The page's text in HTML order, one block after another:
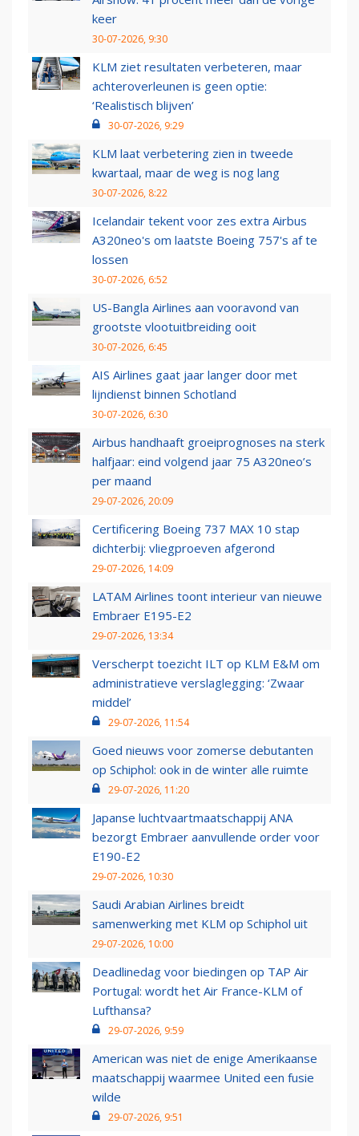
keer
30-07-2026, 9:30
KLM ziet resultaten verbeteren, maar
achteroverleunen is geen optie:
‘Realistisch blijven’
30-07-2026, 9:29
KLM laat verbetering zien in tweede
kwartaal, maar de weg is nog lang
30-07-2026, 8:22
Icelandair tekent voor zes extra Airbus
A320neo's om laatste Boeing 757's af te
lossen
30-07-2026, 6:52
US-Bangla Airlines aan vooravond van
grootste vlootuitbreiding ooit
30-07-2026, 6:45
AIS Airlines gaat jaar langer door met
lijndienst binnen Schotland
30-07-2026, 6:30
Airbus handhaaft groeiprognoses na sterk
halfjaar: eind volgend jaar 75 A320neo’s
per maand
29-07-2026, 20:09
Certificering Boeing 737 MAX 10 stap
dichterbij: vliegproeven afgerond
29-07-2026, 14:09
LATAM Airlines toont interieur van nieuwe
Embraer E195-E2
29-07-2026, 13:34
Verscherpt toezicht ILT op KLM E&M om
administratieve verslaglegging: ‘Zwaar
middel’
29-07-2026, 11:54
Goed nieuws voor zomerse debutanten
op Schiphol: ook in de winter alle ruimte
29-07-2026, 11:20
Japanse luchtvaartmaatschappij ANA
bezorgt Embraer aanvullende order voor
E190-E2
29-07-2026, 10:30
Saudi Arabian Airlines breidt
samenwerking met KLM op Schiphol uit
29-07-2026, 10:00
Deadlinedag voor biedingen op TAP Air
Portugal: wordt het Air France-KLM of
Lufthansa?
29-07-2026, 9:59
American was niet de enige Amerikaanse
maatschappij waarmee United een fusie
wilde
29-07-2026, 9:51